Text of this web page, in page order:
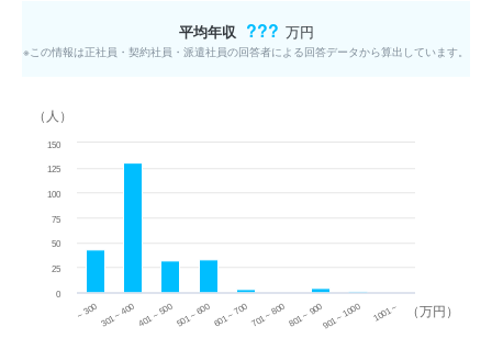
平均年収 ??? 万円
※この情報は正社員・契約社員・派遣社員の回答者による回答データから算出しています。
（万円）
（人）
~ 300 301 ~ 400 401 ~ 500501 ~ 600601 ~ 700701 ~ 800801 ~ 900901 ~ 1000 1001 ~
0
25
50
75
100
125
150